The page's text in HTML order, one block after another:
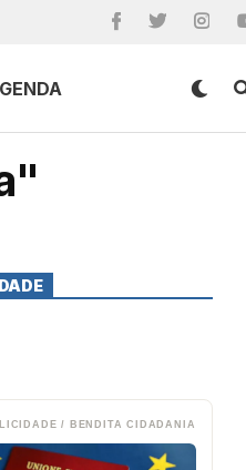
/ BENDITA CIDADANIA